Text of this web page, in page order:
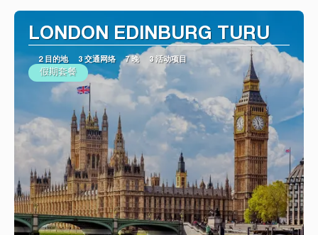
LONDON EDINBURG TURU
2 目的地 3 交通网络 7 晚 3 活动项目
假期套餐